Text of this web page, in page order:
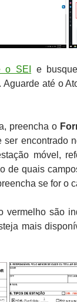
o SEI
e
até o
preencha o
ser encontrado
móvel,
de quais
se for o
vermelho são
mais